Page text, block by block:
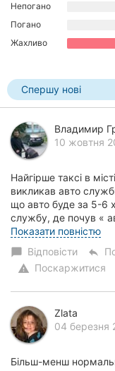
Запоріжжя
Львів
Кривий
Ріг
Миколаїв
Херсон
Полтава
Чернігів
Чернівці
Суми
Непогано
Погано
Жахливо
Спершу нові
Владимир
10 жовтня
Найгірше таксі в
викликав авто
що авто буде за 5-6
службу, де почув «
Прочикавши ще 10 хв
Показати повністю
chat_bubble Відповісти reply
warning Поскаржитися
Zlata
04 березня
Більш-менш